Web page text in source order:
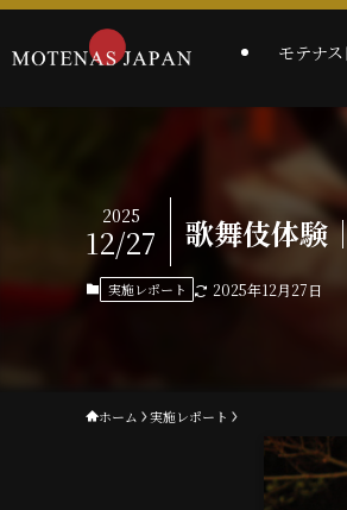
モテナ
歌舞伎体験
2025
12/27
実施レポート 2025年12月27日
ホーム 実施レポート